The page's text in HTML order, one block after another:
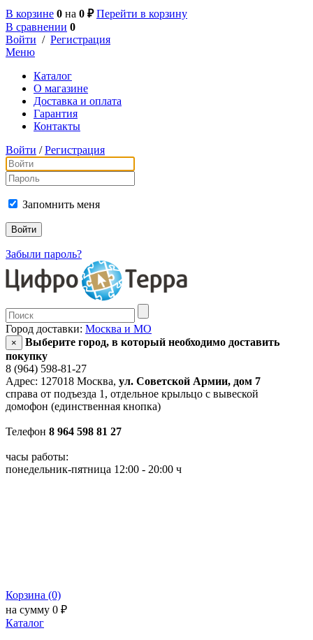
В корзине 0 на 0 ₽ Перейти в корзину
В сравнении 0
Войти / Регистрация
Меню
Каталог
О магазине
Доставка и оплата
Гарантия
Контакты
Войти / Регистрация
Запомнить меня
Забыли пароль?
Город доставки: Москва и МО
×
Выберите город, в который необходимо доставить
покупку
8 (964) 598-81-27
Адрес: 127018 Москва, ул. Советской Армии, дом 7
справа от подъезда 1, отдельное крыльцо с вывеской
домофон (единственная кнопка)
Телефон 8 964 598 81 27
часы работы:
понедельник-пятница 12:00 - 20:00 ч
Корзина (0)
на сумму 0 ₽
Каталог